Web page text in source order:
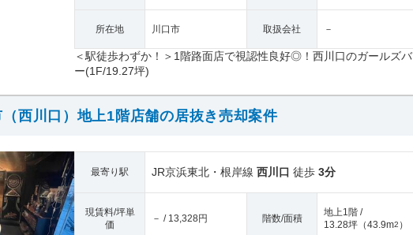
所在地 川口市 取扱会社 －
＜駅徒歩わずか！＞1階路面店で視認性良好◎！西川口のガールズバ
ー(1F/19.27坪)
（西川口）地上1階店舗の居抜き売却案件
最寄り駅 JR京浜東北・根岸線 西川口 徒歩 3分
現賃料/坪単
価
－ / 13,328円 階数/面積
地上1階 /
13.28坪 （43.9m2 ）